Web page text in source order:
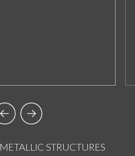
METALLIC STRUCTURES